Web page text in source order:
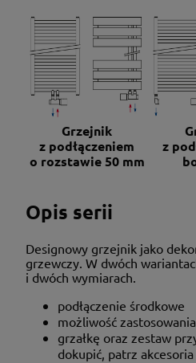
Grzejnik
z podłączeniem
o rozstawie 50 mm
z
Opis serii
Designowy grzejnik jako
grzewczy. W dwóch
i dwóch wymiarach.
podłączenie środkowe
możliwość
grzałkę oraz zestaw
dokupić, patrz akcesoria